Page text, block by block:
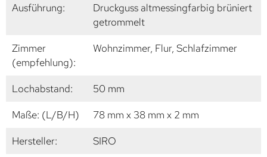
Ausführung:
Druckguss altmessingfarbig brüniert
getrommelt
Zimmer
(empfehlung):
Wohnzimmer, Flur, Schlafzimmer
Lochabstand:
50 mm
Maße: (L/B/H)
78 mm x 38 mm x 2 mm
Hersteller:
SIRO